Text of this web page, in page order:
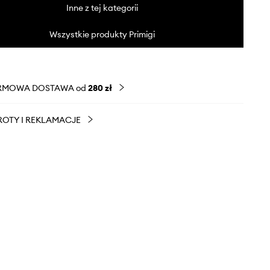
Inne z tej kategorii
Wszystkie produkty Primigi
DOSTAWA od 280 zł
I REKLAMACJE